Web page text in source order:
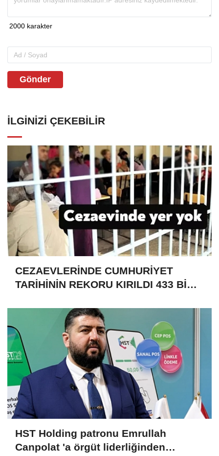
Gönder
İLGINIZI ÇEKEBILIR
CEZAEVLERİNDE CUMHURİYET
TARİHİNİN REKORU KIRILDI 433 BİN
HST Holding patronu Emrullah
Canpolat 'a örgüt liderliğinden